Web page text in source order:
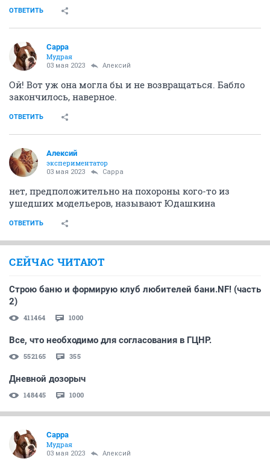
ОТВЕТИТЬ
Сарра
Мудрая
03 мая 2023 Алексий
Ой! Вот уж она могла бы и не возвращаться. Бабло
закончилось, наверное.
ОТВЕТИТЬ
Алексий
экспериментатор
03 мая 2023 Сарра
нет, предположительно на похороны кого-то из
ушедших модельеров, называют Юдашкина
ОТВЕТИТЬ
СЕЙЧАС ЧИТАЮТ
Строю баню и формирую клуб любителей бани.NF! (часть
2)
411464 1000
Все, что необходимо для согласования в ГЦНР.
552165 355
Дневной дозорыч
148445 1000
Сарра
Мудрая
03 мая 2023 Алексий